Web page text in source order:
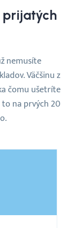
prijatých
nemusíte
Väčšinu z
čomu ušetríte
to na prvých 20